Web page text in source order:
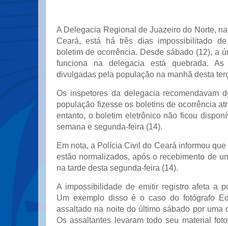
A Delegacia Regional de Juazeiro do Norte,
Ceará, está há três dias impossibilitado
boletim de ocorrência. Desde sábado (12), a
funciona na delegacia está quebrada. As
divulgadas pela população na manhã desta
Os inspetores da delegacia recomendavam
população fizesse os boletins de ocorrência
entanto, o boletim eletrônico não ficou
semana e segunda-feira (14).
Em nota, a Polícia Civil do Ceará informou
estão normalizados, após o recebimento de
na tarde desta segunda-feira (14).
A impossibilidade de emitir registro afeta a
Um exemplo disso é o caso do fotógrafo
assaltado na noite do último sábado por uma
Os assaltantes levaram todo seu material